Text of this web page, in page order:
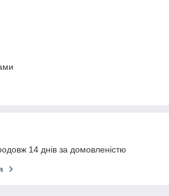
14 днів за домовленістю